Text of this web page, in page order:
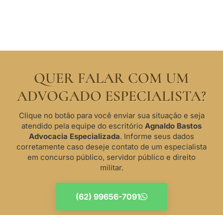
QUER FALAR COM UM
ADVOGADO ESPECIALISTA?
Clique no botão para você enviar sua situação e seja
atendido pela equipe do escritório Agnaldo Bastos
Advocacia Especializada. Informe seus dados
corretamente caso deseje contato de um especialista
em concurso público, servidor público e direito
militar.
(62) 99656-7091